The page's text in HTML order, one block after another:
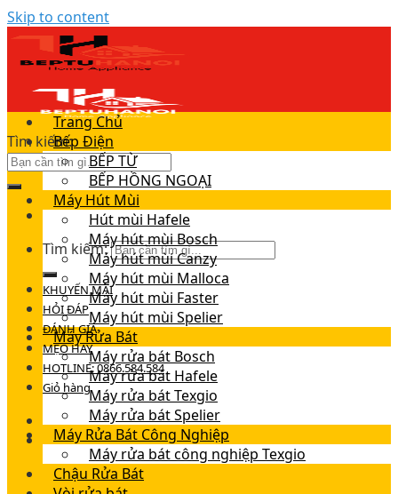
Skip to content
Tìm kiếm:
Tìm kiếm:
KHUYẾN MÃI
HỎI ĐÁP
ĐÁNH GIÁ
MẸO HAY
HOTLINE: 0866.584.584
Giỏ hàng
Trang Chủ
Bếp Điện
BẾP TỪ
BẾP HỒNG NGOẠI
Máy Hút Mùi
Hút mùi Hafele
Máy hút mùi Bosch
Máy hút mùi Canzy
Máy hút mùi Malloca
Máy hút mùi Faster
Máy hút mùi Spelier
Máy Rửa Bát
Máy rửa bát Bosch
Máy rửa bát Hafele
Máy rửa bát Texgio
Máy rửa bát Spelier
Máy Rửa Bát Công Nghiệp
Máy rửa bát công nghiệp Texgio
Chậu Rửa Bát